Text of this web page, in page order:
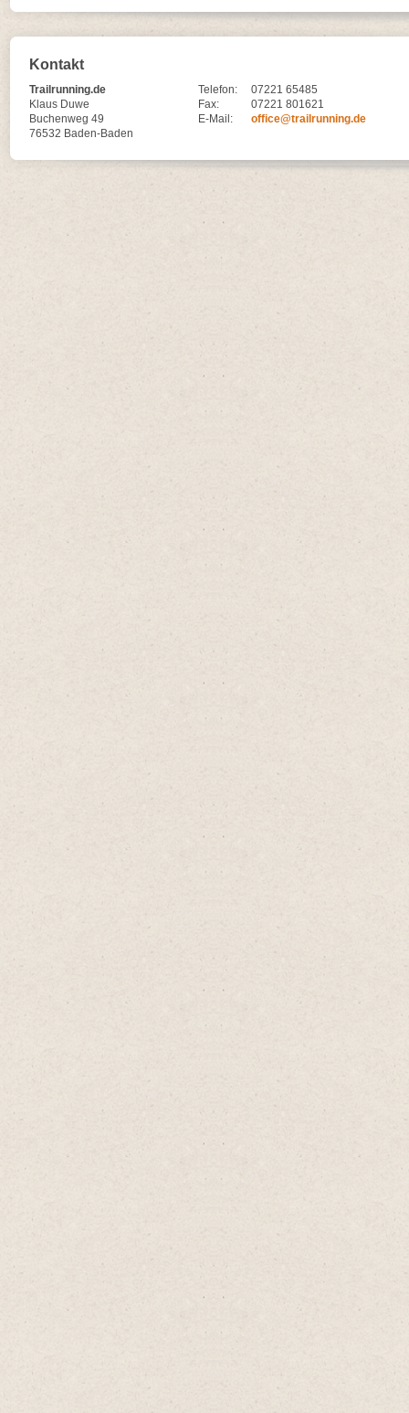
Kontakt
Trailrunning.de
Klaus Duwe
Buchenweg 49
76532 Baden-Baden
Telefon:
07221 65485
Fax:
07221 801621
E-Mail:
office@trailrunning.de